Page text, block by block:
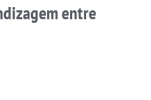
entre